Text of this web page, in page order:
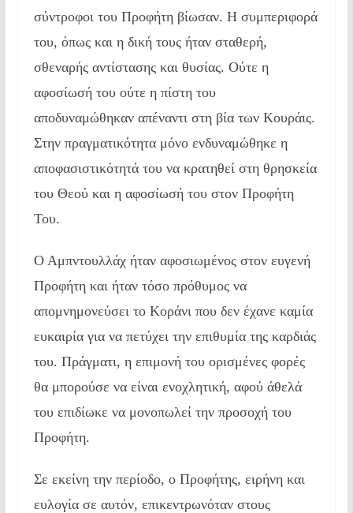
σύντροφοι του Προφήτη βίωσαν. Η συμπεριφορά
του, όπως και η δική τους ήταν σταθερή,
σθεναρής αντίστασης και θυσίας. Ούτε η
αφοσίωσή του ούτε η πίστη του
αποδυναμώθηκαν απέναντι στη βία των Κουράις.
Στην πραγματικότητα μόνο ενδυναμώθηκε η
αποφασιστικότητά του να κρατηθεί στη θρησκεία
του Θεού και η αφοσίωσή του στον Προφήτη
Του.
Ο Αμπντουλλάχ ήταν αφοσιωμένος στον ευγενή
Προφήτη και ήταν τόσο πρόθυμος να
απομνημονεύσει το Κοράνι που δεν έχανε καμία
ευκαιρία για να πετύχει την επιθυμία της καρδιάς
του. Πράγματι, η επιμονή του ορισμένες φορές
θα μπορούσε να είναι ενοχλητική, αφού άθελά
του επιδίωκε να μονοπωλεί την προσοχή του
Προφήτη.
Σε εκείνη την περίοδο, ο Προφήτης, ειρήνη και
ευλογία σε αυτόν, επικεντρωνόταν στους